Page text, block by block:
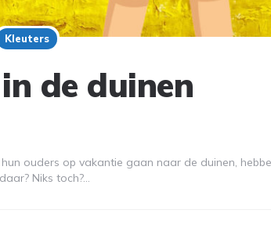
Kleuters
de duinen
ouders op vakantie gaan naar de duinen,
Niks toch?…